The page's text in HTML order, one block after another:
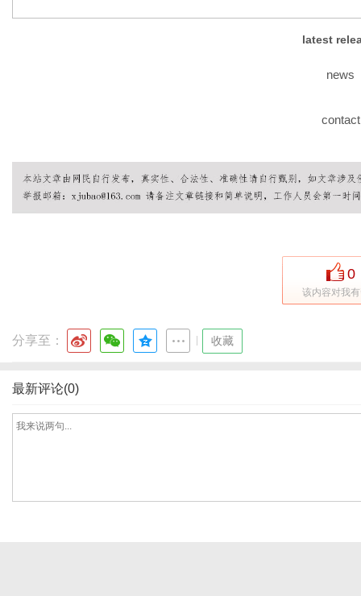
latest
news
contact
0
该内容对我
分享至： 收藏
最新评论(0)